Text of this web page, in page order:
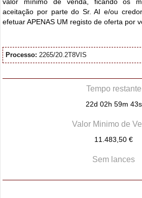
aceitação por parte do Sr. AI e/ou
efetuar APENAS UM registo de oferta por
Processo: 2265/20.2T8VIS
Tempo restante
22d 02h 59m 42s
Valor Minimo de
11.483,50 €
Sem lances